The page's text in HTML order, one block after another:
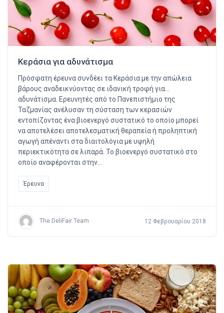
Κεράσια για αδυνάτισμα
Πρόσφατη έρευνα συνδέει τα Κεράσια με την απώλεια
βάρους αναδεικνύοντας σε ιδανική τροφή για…
αδυνάτισμα. Ερευνητές από το Πανεπιστήμιο της
Ταζμανίας ανέλυσαν τη σύσταση των κερασιών
εντοπίζοντας ένα βιοενεργό συστατικό το οποίο μπορεί
να αποτελέσει αποτελεσματική θεραπεία ή προληπτική
αγωγή απέναντι στα διαιτολόγια με υψηλή
περιεκτικότητα σε λιπαρά. Το βιοενεργό συστατικό στο
οποίο αναφέρονται στην…
Έρευνα
The DeliFair Team 12 Φεβρουαρίου 2018